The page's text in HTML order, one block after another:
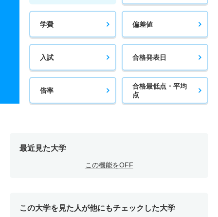
学費 偏差値
入試 合格発表日
倍率
合格最低点・平均
点
最近見た大学
この機能をOFF
この大学を見た人が他にもチェックした大学